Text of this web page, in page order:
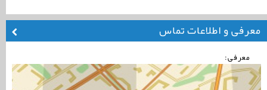
معرفی و اطلاعات تماس
معرفی: